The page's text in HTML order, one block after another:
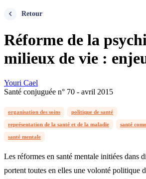
Retour
Réforme de la
milieux de vie :
Youri Cael
Santé conjuguée n° 70 - avril 2015
organisation des soins politique de santé
représentation de la santé et de la maladie santé
santé mentale
Les réformes en santé mentale initiées dans
portent toutes en elles une volonté politique